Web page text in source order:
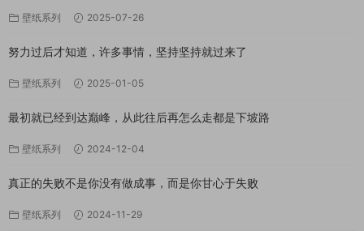
壁纸系列 2025-07-26
努力过后才知道，许多事情，坚持坚持就过来了
壁纸系列 2025-01-05
最初就已经到达巅峰，从此往后再怎么走都是下坡路
壁纸系列 2024-12-04
真正的失败不是你没有做成事，而是你甘心于失败
壁纸系列 2024-11-29